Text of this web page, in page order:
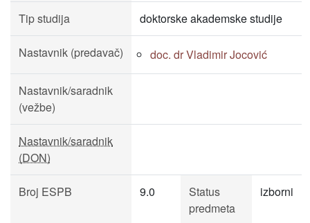
Tip studija doktorske akademske studije
Nastavnik (predavač) doc. dr Vladimir Jocović
Nastavnik/saradnik
(vežbe)
Nastavnik/saradnik
(DON)
Broj ESPB 9.0
Status
predmeta
izborni